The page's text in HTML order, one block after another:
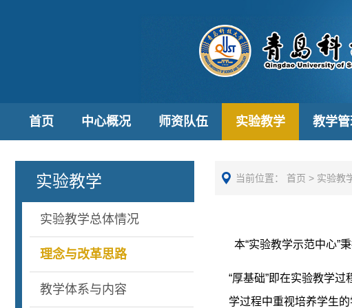
首页 中心概况 师资队伍 实验教学 教学
实验教学
实验教学总体情况
理念与改革思路
教学体系与内容
当前位置： 首页 > 实验教
本“实验教学示范中心”
“厚基础”即在实验教学
学过程中重视培养学生